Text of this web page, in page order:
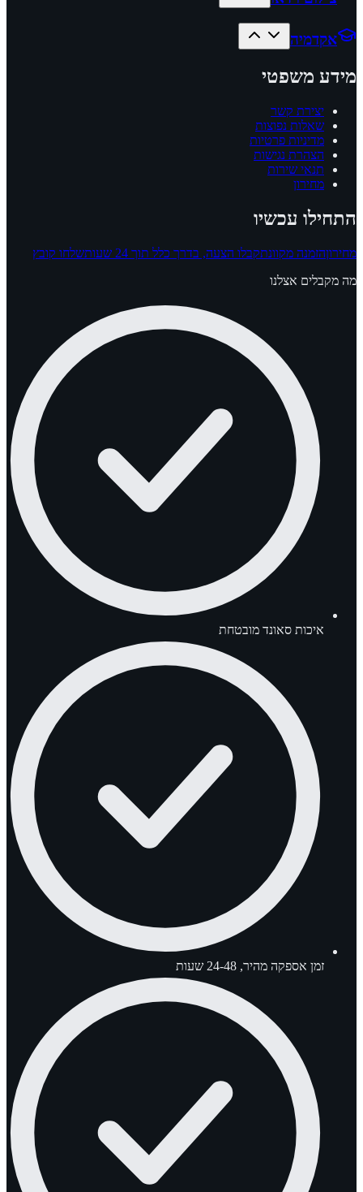
אקדמיה
מידע משפטי
יצירת קשר
שאלות נפוצות
מדיניות פרטיות
הצהרת נגישות
תנאי שירות
מחירון
התחילו עכשיו
מחירוןהזמנה מקוונתקבלו הצעה, בדרך כלל תוך 24 שעות
שלחו קובץ
מה מקבלים אצלנו
איכות סאונד מובטחת
זמן אספקה מהיר, 24-48 שעות